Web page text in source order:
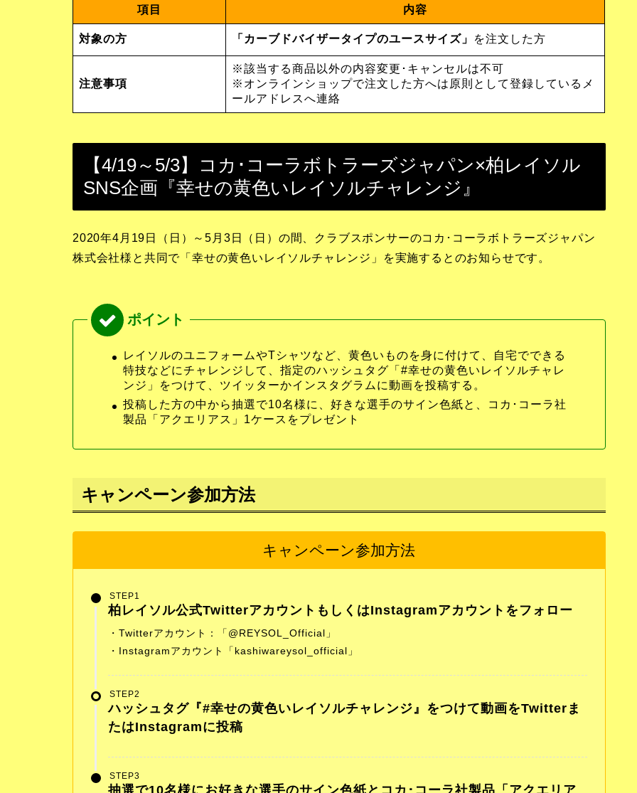
項目 内容
対象の方 「カーブドバイザータイプのユースサイズ」 を注文した方
注意事項
※該当する商品以外の内容変更･キャンセルは不可
※オンラインショップで注文した方へは原則として登録しているメ
ールアドレスへ連絡
【4/19～5/3】コカ･コーラボトラーズジャパン×柏レイソル
SNS企画『幸せの黄色いレイソルチャレンジ』
2020年4月19日（日）～5月3日（日）の間、クラブスポンサーのコカ･コーラボトラーズジャパン
株式会社様と共同で「幸せの黄色いレイソルチャレンジ」を実施するとのお知らせです。
レイソルのユニフォームやTシャツなど、黄色いものを身に付けて、自宅でできる
特技などにチャレンジして、指定のハッシュタグ「#幸せの黄色いレイソルチャレ
ンジ」をつけて、ツイッターかインスタグラムに動画を投稿する。
投稿した方の中から抽選で10名様に、好きな選手のサイン色紙と、コカ･コーラ社
製品「アクエリアス」1ケースをプレゼント
キャンペーン参加方法
キャンペーン参加方法
STEP1
柏レイソル公式TwitterアカウントもしくはInstagramアカウントをフォロー
・Twitterアカウント：「@REYSOL_Official」
・Instagramアカウント「kashiwareysol_official」
STEP2
ハッシュタグ『#幸せの黄色いレイソルチャレンジ』をつけて動画をTwitterま
たはInstagramに投稿
STEP3